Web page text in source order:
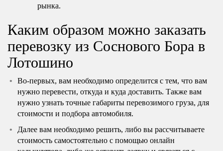
рынка.
Каким образом можно заказать
перевозку из Соснового Бора в
Лотошино
Во-первых, вам необходимо определится с тем, что вам
нужно перевести, откуда и куда доставить. Также вам
нужно узнать точные габариты перевозимого груза, для
стоимости и подбора автомобиля.
Далее вам необходимо решить, либо вы рассчитываете
стоимость самостоятельно с помощью онлайн